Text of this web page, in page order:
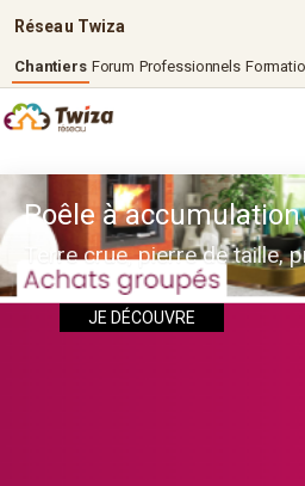
Réseau Twiza
Chantiers Forum Professionnels
Poêle à accumulation
Terre crue, pierre de taille,
JE DÉCOUVRE